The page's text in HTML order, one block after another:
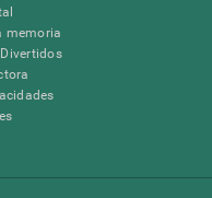
memoria